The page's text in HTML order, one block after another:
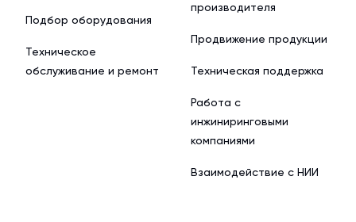
Подбор оборудования
Техническое
обслуживание и ремонт
производителя
Продвижение продукции
Техническая поддержка
Работа с
инжиниринговыми
компаниями
Взаимодействие с НИИ